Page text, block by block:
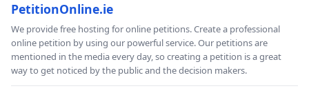
PetitionOnline.ie
We provide free hosting for online petitions. Create a professional
online petition by using our powerful service. Our petitions are
mentioned in the media every day, so creating a petition is a great
way to get noticed by the public and the decision makers.